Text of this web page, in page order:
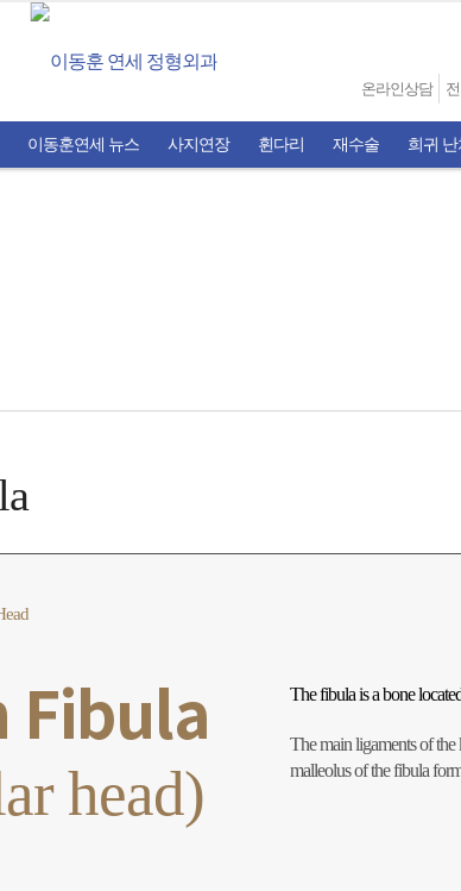
온라인상담
이동훈연세 뉴스 사지연장 휜다리 재수술 희귀
Fibula
head)
The fibula is a bone
The main ligaments of the
malleolus of the fibula